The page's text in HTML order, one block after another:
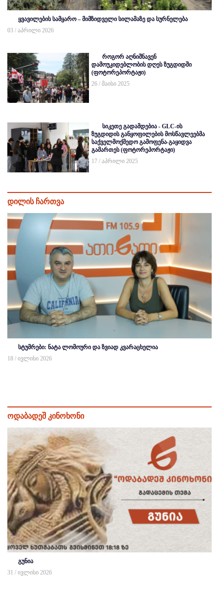
ყვავილების სამყარო – მიმზიდველი სილამაზე და სურნელება
03 / აპრილი 2026
როგორ აღნიშნავენ
დამოუკიდებლობის დღეს ზუგდიდში
(ფოტორეპორტაჟი)
26 / მაისი 2025
სიკეთე გადამდებია - GLC-ის
ზუგდიდის განყოფილების მოსწავლეებმა
საქველმოქმედო გამოფენა-გაყიდვა
გამართეს (ფოტორეპორტაჟი)
17 / აპრილი 2025
დილის ჩართვა
სტუმრები: ნატა ლომოური და ზვიად კვარაცხელია
18 / ივლისი 2026
ოდაბადეშ კინოხონი
გუნია
31 / ივლისი 2026